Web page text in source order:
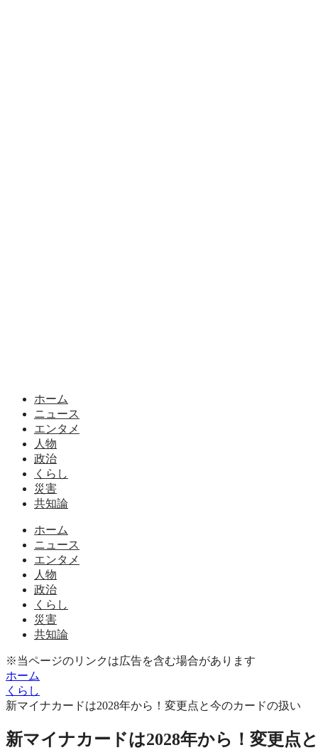
ホーム
ニュース
エンタメ
人物
政治
くらし
災害
共知論
ホーム
ニュース
エンタメ
人物
政治
くらし
災害
共知論
※当ページのリンクは広告を含む場合があります
ホーム
くらし
新マイナカードは2028年から！変更点と今のカードの扱い
新マイナカードは2028年から！変更点